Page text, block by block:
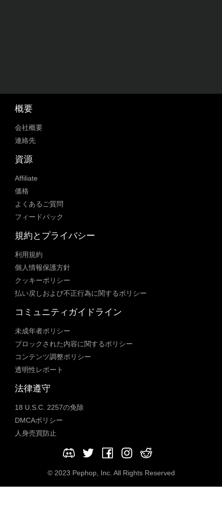
概要
会社概要
連絡先
資源
Affiliate
価格
よくあるご質問
フィードバック
規約とプライバシー
利用規約
個人情報保護方針
クッキーポリシー
払い戻しおよび不正行為に関するポリシー
コミュニティガイドライン
未成年者ポリシー
ブロックされた内容に関するポリシー
コンテンツ調整ポリシー
透明性レポート
法律遵守
18 U.S.C. 2257の免除
DMCAポリシー
人身売買防止
© 2023 Pephop, Inc. All Rights Reserved